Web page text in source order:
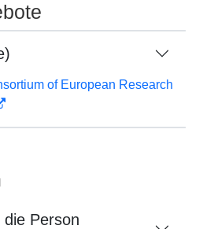
of European Research
Person